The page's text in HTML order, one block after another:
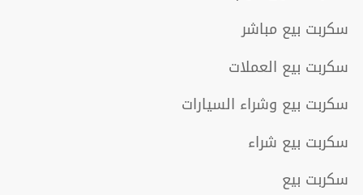
سكربت بيع مباشر
سكربت بيع العملات
سكربت بيع وشراء السيارات
سكربت بيع شراء
سكربت بيع